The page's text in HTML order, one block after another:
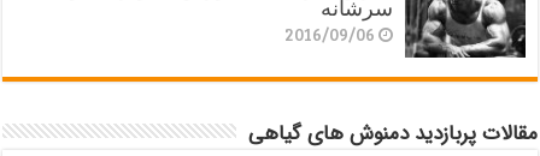
سرشانه
2016/09/06
مقالات پربازدید دمنوش های گیاهی